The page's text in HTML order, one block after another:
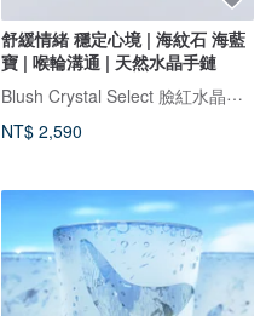
舒緩情緒 穩定心境 | 海紋石 海藍
寶 | 喉輪溝通 | 天然水晶手鏈
Blush Crystal Select 臉紅水晶飾品選物店
NT$ 2,590